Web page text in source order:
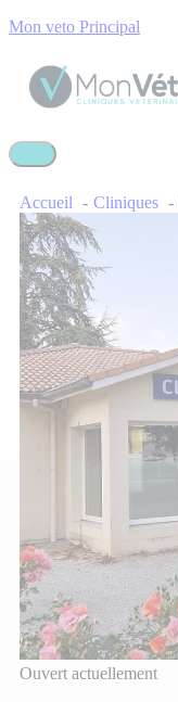
Mon veto Principal
Accueil Cliniques
Ouvert actuellement